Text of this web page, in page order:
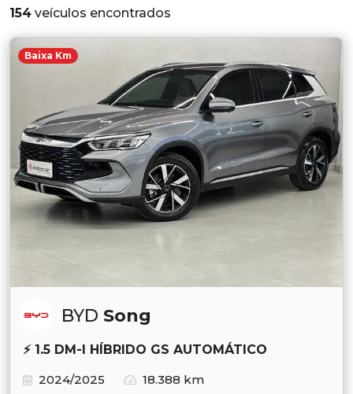
154 veículos encontrados
Baixa Km
BYD Song
⚡ 1.5 DM-I HÍBRIDO GS AUTOMÁTICO
2024/2025
18.388 km